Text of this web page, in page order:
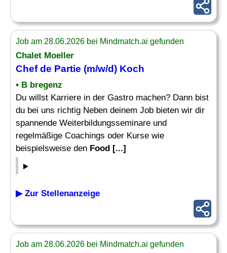
Job am 28.06.2026 bei Mindmatch.ai gefunden
Chalet Moeller
Chef de Partie (m/w/d) Koch
• B bregenz
Du willst Karriere in der Gastro machen? Dann bist
du bei uns richtig Neben deinem Job bieten wir dir
spannende Weiterbildungsseminare und
regelmäßige Coachings oder Kurse wie
beispielsweise den Food [...]
▶ Zur Stellenanzeige
Job am 28.06.2026 bei Mindmatch.ai gefunden